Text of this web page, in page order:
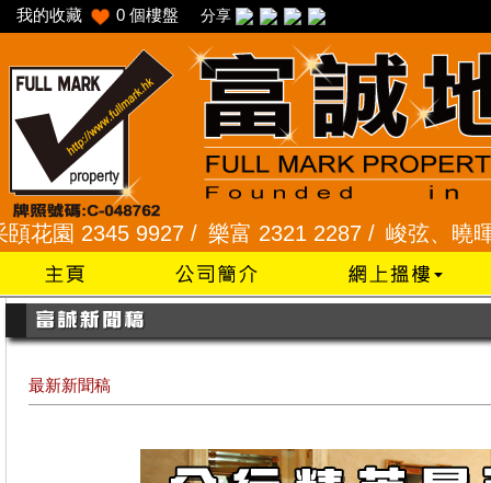
我的收藏 0 個樓盤 分享
2345 9927 /樂富 2321 2287 /峻弦、曉暉花園
最新新聞稿